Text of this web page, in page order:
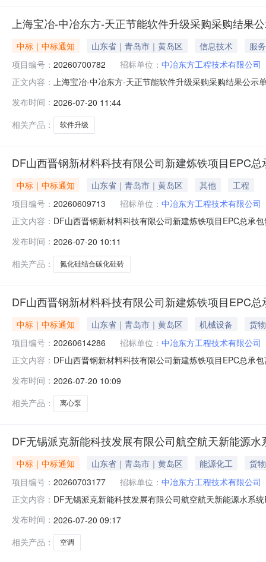
上海宝冶-中冶东方-天正节能软件升级采购采购结果
中标｜中标通知 山东省｜青岛市｜黄岛区 信息技术
服务
项目编号： 20260700782 招标单位： 中冶东方工程技术有限公司
正文内容： 上海宝冶-中冶东方-天正节能软件升级采购采购结果公
号：S2728W1260036项目名称：上海宝冶-中冶东方-天
发布时间： 2026-07-20 11:44
相关产品：
软件升级
DF山西晋钢新材料科技有限公司新建炼铁项目EPC
中标｜中标通知 山东省｜青岛市｜黄岛区 其他
工程
项目编号： 20260609713 招标单位： 中冶东方工程技术有限公司
正文内容： DF山西晋钢新材料科技有限公司新建炼铁项目EPC总承
材料科技有限公司新建炼铁项目EPC总承包氮化硅结合
发布时间： 2026-07-20 10:11
相关产品：
氮化硅结合碳化硅砖
DF山西晋钢新材料科技有限公司新建炼铁项目EPC
中标｜中标通知 山东省｜青岛市｜黄岛区 机械设备
货物
项目编号： 20260614286 招标单位： 中冶东方工程技术有限公司
正文内容： DF山西晋钢新材料科技有限公司新建炼铁项目EPC总承
泵厂DF山西晋钢新材料科技有限公司新建炼铁项目EPC
发布时间： 2026-07-20 10:09
相关产品：
离心泵
DF无锡派克新能科技发展有限公司航空航天新能源
中标｜中标通知 山东省｜青岛市｜黄岛区 能源化工
货物
项目编号： 20260703177 招标单位： 中冶东方工程技术有限公司
正文内容： DF无锡派克新能科技发展有限公司航空航天新能源水系
联系方式:0532-68056063成交供应商:安徽顶众通风制冷
发布时间： 2026-07-20 09:17
相关产品：
空调